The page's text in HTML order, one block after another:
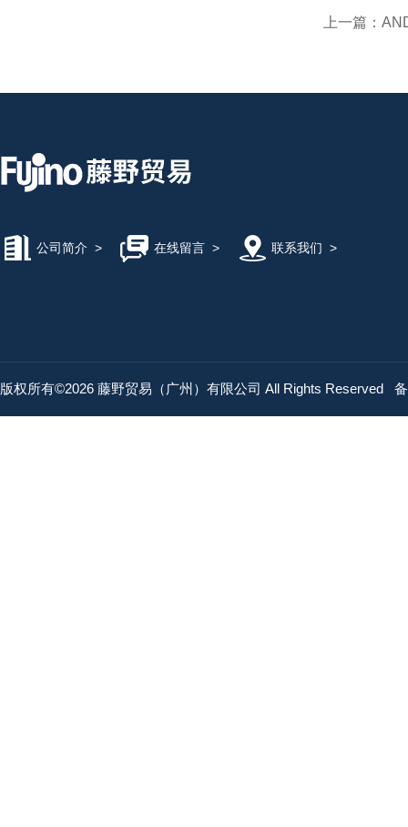
上一篇：
公司简介 > 在线留言> 联系我们 >
版权所有©2026 藤野贸易（广州）有限公司 All Rights Reserved